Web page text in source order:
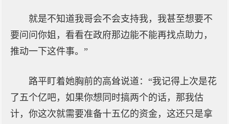
就是不知道我哥会不会支持我，我甚至想要不
要问问你姐，看看在政府那边能不能再找点助力，
推动一下这件事。”
路平盯着她胸前的高耸说道：“我记得上次是花
了五个亿吧，如果你想同时搞两个的话，那我估
计，你这次就需要准备十五亿的资金，这还只是拿